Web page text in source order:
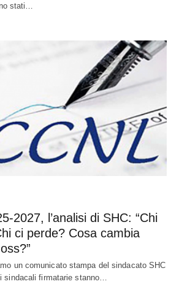
stati…
2027, l’analisi di SHC: “Chi
ci perde? Cosa cambia
un comunicato stampa del sindacato SHC
sindacali firmatarie stanno…